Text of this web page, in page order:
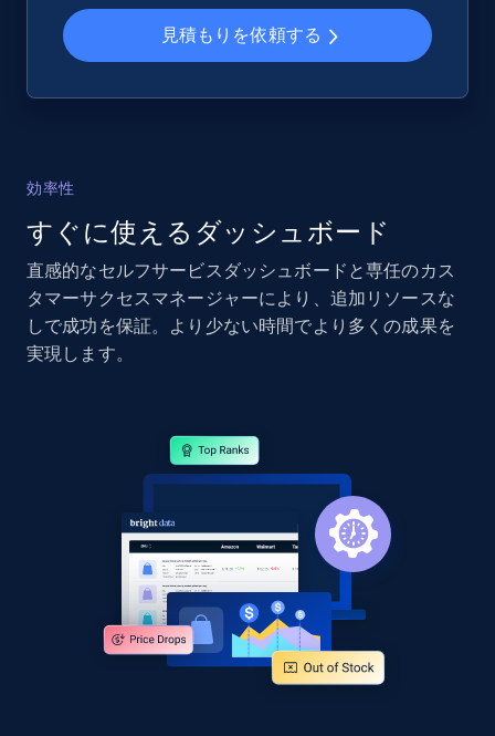
web using keywords
URL, Product id, Title, Product description,
Rating, Reviews count, Images, Variations, and
more.
2.4K+ 199+ 今すぐ始める
Home Depot US
URL, Domain, Country code, Model number,
Sku, Product id, Product name, Manufacturer,
and more.
355+
見積もりを依頼する
効率性
すぐに使えるダッシュボード
直感的なセルフサービスダッシュボードと専任のカス
タマーサクセスマネージャーにより、追加リソースな
しで成功を保証。より少ない時間でより多くの成果を
実現します。